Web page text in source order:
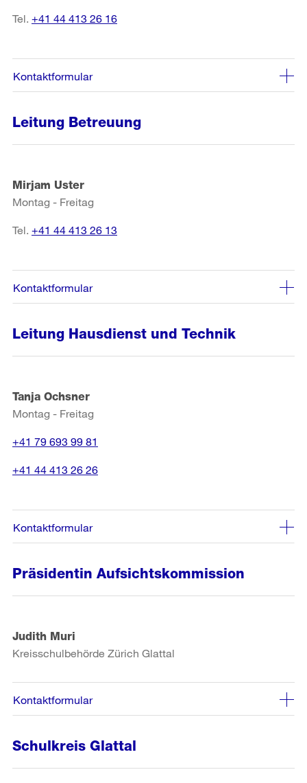
Tel. +41 44 413 26 16
Kontaktformular
Leitung Betreuung
Mirjam Uster
Montag - Freitag
Tel. +41 44 413 26 13
Kontaktformular
Leitung Hausdienst und Technik
Tanja Ochsner
Montag - Freitag
+41 79 693 99 81
+41 44 413 26 26
Kontaktformular
Präsidentin Aufsichtskommission
Judith Muri
Kreisschulbehörde Zürich Glattal
Kontaktformular
Schulkreis Glattal